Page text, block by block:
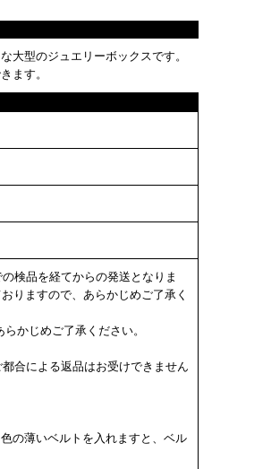
大型のジュエリーボックスです。
ます。
検品を経てからの発送となりま
りますので、あらかじめご了承く
かじめご了承ください。
合による返品はお受けできません
の薄いベルトを入れますと、ベル